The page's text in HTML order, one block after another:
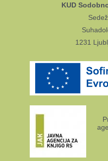
KUD
1231